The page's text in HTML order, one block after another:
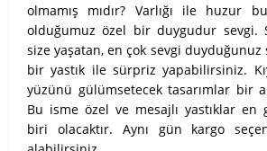
olmamış mıdır? Varlığı ile huzur
olduğumuz özel bir duygudur sevgi.
size yaşatan, en çok sevgi duyduğunuz
bir yastık ile sürpriz yapabilirsiniz.
yüzünü gülümsetecek tasarımlar bir
Bu isme özel ve mesajlı yastıklar en
biri olacaktır. Aynı gün kargo